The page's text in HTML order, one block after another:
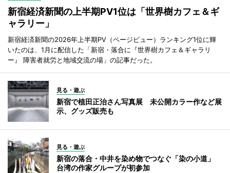
新宿経済新聞の上半期PV1位は「世界樹カフェ＆ギ
ャラリー」
新宿経済新聞の2026年上半期PV（ページビュー）ランキング1位に輝
いたのは、1月に配信した「新宿・落合に『世界樹カフェ＆ギャラリ
ー』 障害者就労と地域交流の場」の記事だった。
見る・遊ぶ
新宿で植田正治さん写真展 未公開カラー作など展
示、グッズ販売も
見る・遊ぶ
新宿の落合・中井を染め物でつなぐ「染の小道」
台湾の作家グループが初参加